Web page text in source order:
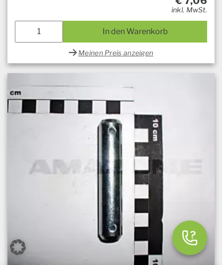
inkl. MwSt.
In den Warenkorb
Meinen Preis anzeigen